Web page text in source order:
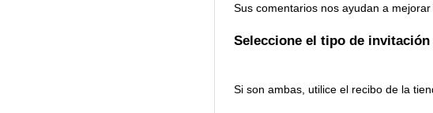
Sus comentarios nos ayudan a
Seleccione el tipo de
Si son ambas, utilice el recibo de la